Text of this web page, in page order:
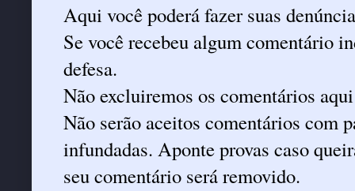
Aqui você poderá fazer suas
Se você recebeu algum comentário
defesa.
Não excluiremos os comentários
Não serão aceitos comentários com
infundadas. Aponte provas caso
seu comentário será removido.